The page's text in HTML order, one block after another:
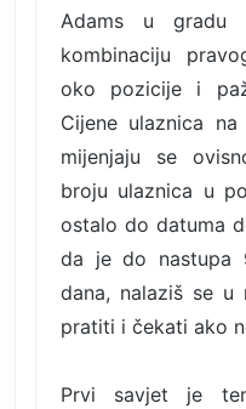
Adams u gradu
kombinaciju
oko pozicije i
Cijene ulaznica
mijenjaju se
broju ulaznica u
ostalo do datuma
da je do nastupa
dana, nalaziš se u
pratiti i čekati ako
Prvi savjet je